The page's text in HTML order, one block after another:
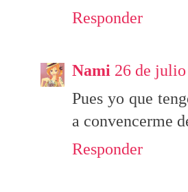
Responder
Nami 26 de julio
Pues yo que
a convencerme
Responder